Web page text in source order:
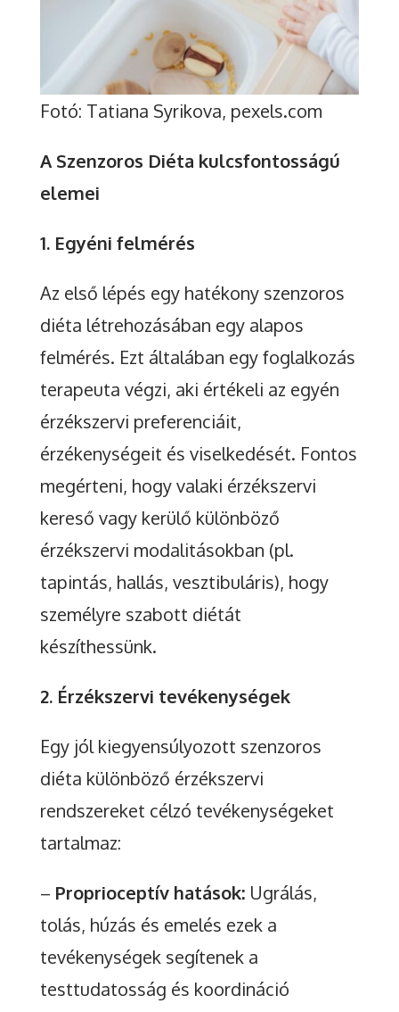
Fotó: Tatiana Syrikova, pexels.com
A Szenzoros Diéta kulcsfontosságú
elemei
1. Egyéni felmérés
Az első lépés egy hatékony szenzoros
diéta létrehozásában egy alapos
felmérés. Ezt általában egy foglalkozás
terapeuta végzi, aki értékeli az egyén
érzékszervi preferenciáit,
érzékenységeit és viselkedését. Fontos
megérteni, hogy valaki érzékszervi
kereső vagy kerülő különböző
érzékszervi modalitásokban (pl.
tapintás, hallás, vesztibuláris), hogy
személyre szabott diétát
készíthessünk.
2. Érzékszervi tevékenységek
Egy jól kiegyensúlyozott szenzoros
diéta különböző érzékszervi
rendszereket célzó tevékenységeket
tartalmaz:
– Proprioceptív hatások:Ugrálás,
tolás, húzás és emelés ezek a
tevékenységek segítenek a
testtudatosság és koordináció